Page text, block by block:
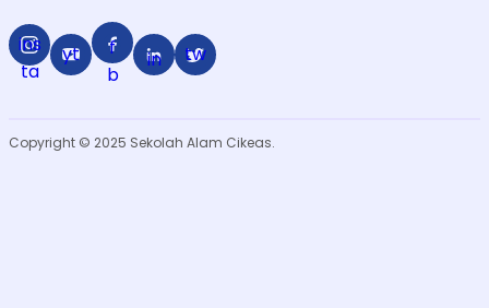
ins
ta
yt
f
b
in tw
Copyright © 2025 Sekolah Alam Cikeas.